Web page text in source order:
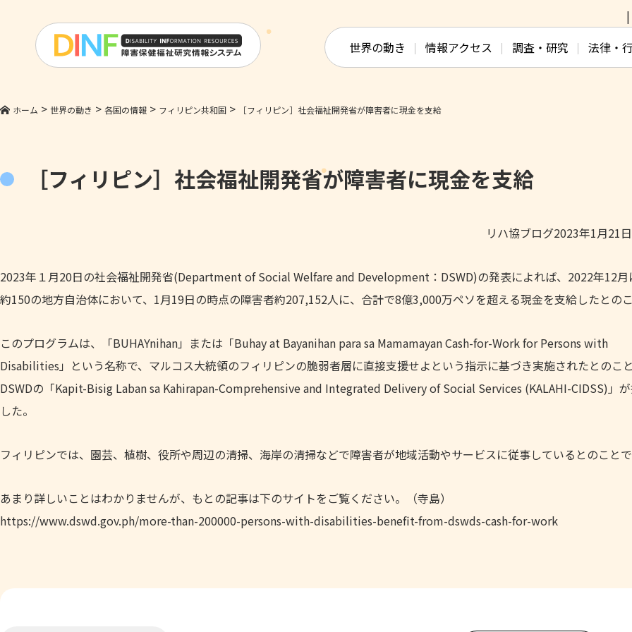
世界の動き 情報アクセス 調査・研究 法律・
ホーム > 世界の動き > 各国の情報 > フィリピン共和国 > ［フィリピン］社会福祉開発省が障害者に現金を支給
［フィリピン］社会福祉開発省が障害者に現金を支給
リハ協ブログ2023年1月21
2023年１月20日の社会福祉開発省(Department of Social Welfare and Development：DSWD)の発表によれば、2022年12月
約150の地方自治体において、1月19日の時点の障害者約207,152人に、合計で8億3,000万ペソを超える現金を支給したとのこ
このプログラムは、「BUHAYnihan」または「Buhay at Bayanihan para sa Mamamayan Cash-for-Work for Persons with
Disabilities」という名称で、マルコス大統領のフィリピンの脆弱者層に直接支援せよという指示に基づき実施されたとのこと
DSWDの「Kapit-Bisig Laban sa Kahirapan-Comprehensive and Integrated Delivery of Social Services (KALAHI-CIDSS)」
した。
フィリピンでは、園芸、植樹、役所や周辺の清掃、海岸の清掃などで障害者が地域活動やサービスに従事しているとのことで
あまり詳しいことはわかりませんが、もとの記事は下のサイトをご覧ください。（寺島）
https://www.dswd.gov.ph/more-than-200000-persons-with-disabilities-benefit-from-dswds-cash-for-work